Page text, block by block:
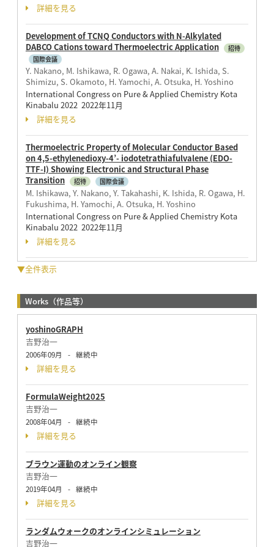
詳細を見る
Development of TCNQ Conductors with N-Alkylated
DABCO Cations toward Thermoelectric Application
招待
国際会議
Y. Nakano, M. Ishikawa, R. Ogawa, A. Nakai, K. Ishida, S.
Shimizu, S. Okamoto, H. Yamochi, A. Otsuka, H. Yoshino
International Congress on Pure & Applied Chemistry Kota
Kinabalu 2022 2022年11月
詳細を見る
Thermoelectric Property of Molecular Conductor Based
on 4,5-ethylenedioxy-4’- iodotetrathiafulvalene (EDO-
TTF-I) Showing Electronic and Structural Phase
Transition
招待 国際会議
M. Ishikawa, Y. Nakano, Y. Takahashi, K. Ishida, R. Ogawa, H.
Fukushima, H. Yamochi, A. Otsuka, H. Yoshino
International Congress on Pure & Applied Chemistry Kota
Kinabalu 2022 2022年11月
詳細を見る
▼全件表示
Works（作品等）
yoshinoGRAPH
吉野治一
2006年09月 - 継続中
詳細を見る
FormulaWeight2025
吉野治一
2008年04月 - 継続中
詳細を見る
ブラウン運動のオンライン観察
吉野治一
2019年04月 - 継続中
詳細を見る
ランダムウォークのオンラインシミュレーション
吉野治一